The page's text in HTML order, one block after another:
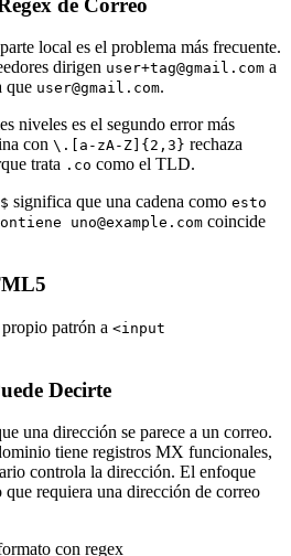
local es el problema más frecuente.
dirigen user+tag@gmail.com a
que user@gmail.com.
niveles es el segundo error más
con \.[a-zA-Z]{2,3} rechaza
trata .co como el TLD.
$ significa que una cadena como esto
uno@example.com coincide
patrón a <input
Decirte
una dirección se parece a un correo.
tiene registros MX funcionales,
controla la dirección. El enfoque
requiera una dirección de correo
con regex